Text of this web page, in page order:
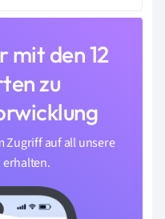
mit den 12
zu
Zugriff auf all unsere
erhalten.